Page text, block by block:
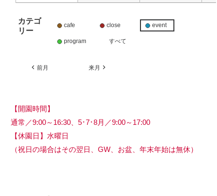
カテゴ
リー
cafe close event
program すべて
前月 来月
【開園時間】
通常／9:00～16:30、5･7･8月／9:00～17:00
【休園日】水曜日
（祝日の場合はその翌日、GW、お盆、年末年始は無休）